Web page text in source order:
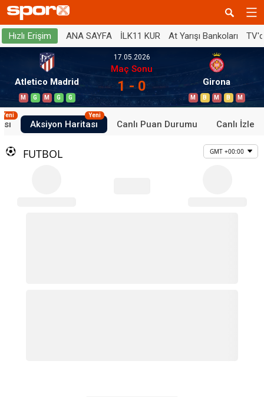
Hızlı Erişim ANA SAYFA İLK11 KUR At Yarışı Bankoları
Atletico Madrid
M G M G G
17.05.2026
Maç Sonu
1 - 0 Girona
M B M B M
Yeni
Aksiyon Haritası
Yeni
Canlı Puan Durumu Canlı İzle
FUTBOL GMT +00:00